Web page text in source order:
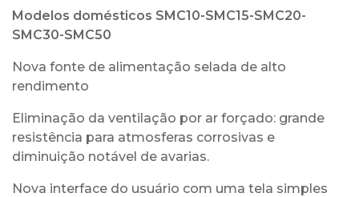
Modelos domésticos SMC10-SMC15-SMC20-
SMC30-SMC50
Nova fonte de alimentação selada de alto
rendimento
Eliminação da ventilação por ar forçado: grande
resistência para atmosferas corrosivas e
diminuição notável de avarias.
Nova interface do usuário com uma tela simples